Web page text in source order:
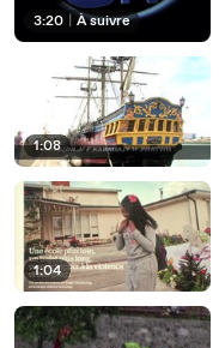
3:20 À suivre
1:08
1:04